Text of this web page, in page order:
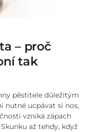
– proč
tak
pěstitele důležitým
nutné ucpávat si nos,
vzniká zápach
až tehdy, když